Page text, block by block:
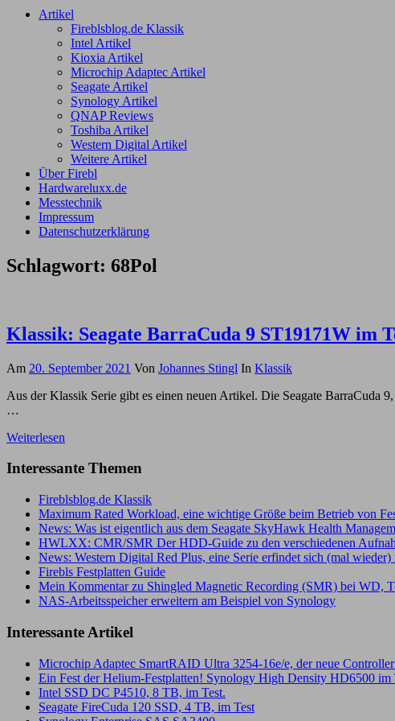
Artikel
Fireblsblog.de Klassik
Intel Artikel
Kioxia Artikel
Microchip Adaptec Artikel
Seagate Artikel
Synology Artikel
QNAP Reviews
Toshiba Artikel
Western Digital Artikel
Weitere Artikel
Über Firebl
Hardwareluxx.de
Messtechnik
Impressum
Datenschutzerklärung
Schlagwort: 68Pol
Klassik: Seagate BarraCuda 9 ST19171W im
Am 20. September 2021 Von Johannes Stingl In Klassik
Aus der Klassik Serie gibt es einen neuen Artikel. Die Seagate BarraCuda
…
Weiterlesen
Interessante Themen
Fireblsblog.de Klassik
Maximum Rated Workload, eine wichtige Größe beim Betrieb von
News: Was ist eigentlich aus dem Seagate SkyHawk Health
HWLXX: CMR/SMR Der HDD-Guide zu den verschiedenen
News: Western Digital Red Plus, eine Serie erfindet sich (mal wieder)
Firebls Festplatten Guide
Mein Kommentar zu Shingled Magnetic Recording (SMR) bei WD,
NAS-Arbeitsspeicher erweitern am Beispiel von Synology
Interessante Artikel
Microchip Adaptec SmartRAID Ultra 3254-16e/e, der neue Controller
Ein Fest der Helium-Festplatten! Synology High Density HD6500 im
Intel SSD DC P4510, 8 TB, im Test.
Seagate FireCuda 120 SSD, 4 TB, im Test